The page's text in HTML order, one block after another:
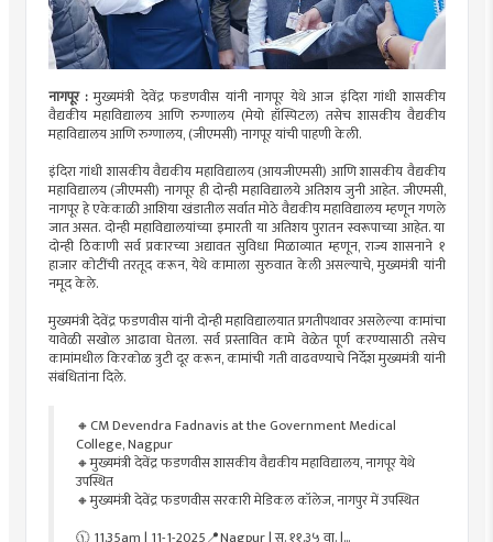
नागपूर :मुख्यमंत्री देवेंद्र फडणवीस यांनी नागपूर येथे आज इंदिरा गांधी शासकीय
वैद्यकीय महाविद्यालय आणि रुग्णालय (मेयो हॉस्पिटल) तसेच शासकीय वैद्यकीय
महाविद्यालय आणि रुग्णालय, (जीएमसी) नागपूर यांची पाहणी केली.
इंदिरा गांधी शासकीय वैद्यकीय महाविद्यालय (आयजीएमसी) आणि शासकीय वैद्यकीय
महाविद्यालय (जीएमसी) नागपूर ही दोन्ही महाविद्यालये अतिशय जुनी आहेत. जीएमसी,
नागपूर हे एकेकाळी आशिया खंडातील सर्वात मोठे वैद्यकीय महाविद्यालय म्हणून गणले
जात असत. दोन्ही महाविद्यालयांच्या इमारती या अतिशय पुरातन स्वरूपाच्या आहेत. या
दोन्ही ठिकाणी सर्व प्रकारच्या अद्यावत सुविधा मिळाव्यात म्हणून, राज्य शासनाने १
हाजार कोटींची तरतूद करून, येथे कामाला सुरुवात केली असल्याचे, मुख्यमंत्री यांनी
नमूद केले.
मुख्यमंत्री देवेंद्र फडणवीस यांनी दोन्ही महाविद्यालयात प्रगतीपथावर असलेल्या कामांचा
यावेळी सखोल आढावा घेतला. सर्व प्रस्तावित कामे वेळेत पूर्ण करण्यासाठी तसेच
कामांमधील किरकोळ त्रुटी दूर करून, कामांची गती वाढवण्याचे निर्देश मुख्यमंत्री यांनी
संबंधितांना दिले.
🔸CM Devendra Fadnavis at the Government Medical
College, Nagpur
🔸मुख्यमंत्री देवेंद्र फडणवीस शासकीय वैद्यकीय महाविद्यालय, नागपूर येथे
उपस्थित
🔸मुख्यमंत्री देवेंद्र फडणवीस सरकारी मेडिकल कॉलेज, नागपुर में उपस्थित